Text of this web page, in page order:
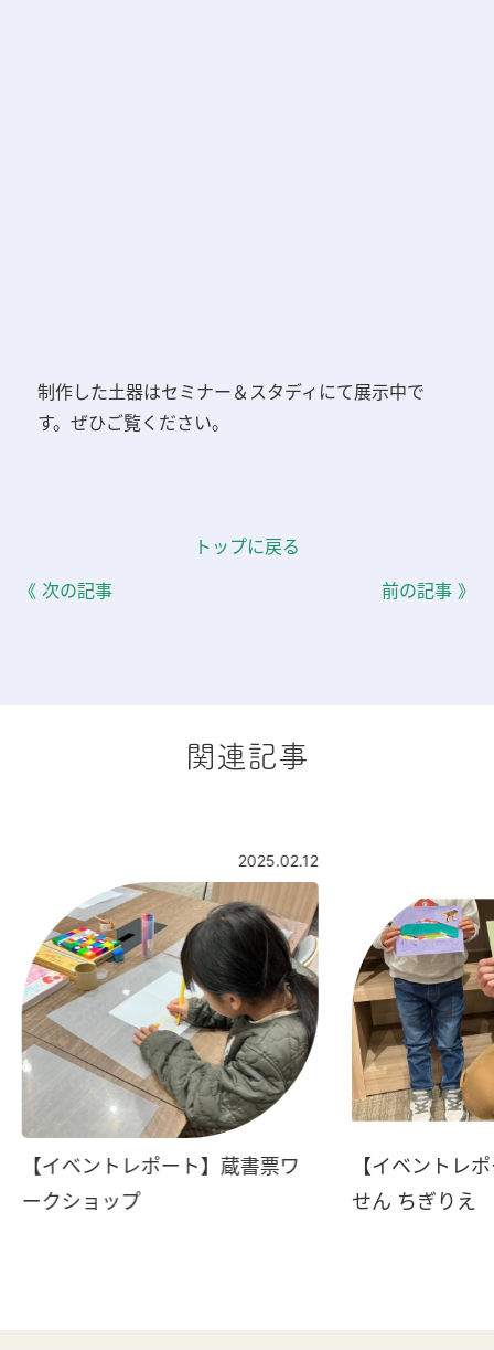
制作した土器はセミナー＆スタディにて展示中で
す。ぜひご覧ください。
《 次の記事
トップに戻る
前の記事 》
関連記事
2025.02.12
【イベントレポート】蔵書票ワ
ークショップ
【イベントレ
せん ちぎりえ